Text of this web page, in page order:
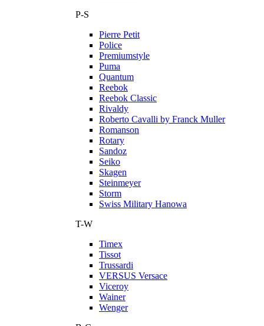
P-S
Pierre Petit
Police
Premiumstyle
Puma
Quantum
Reebok
Reebok Classic
Rivaldy
Roberto Cavalli by Franck Muller
Romanson
Rotary
Sandoz
Seiko
Skagen
Steinmeyer
Storm
Swiss Military Hanowa
T-W
Timex
Tissot
Trussardi
VERSUS Versace
Viceroy
Wainer
Wenger